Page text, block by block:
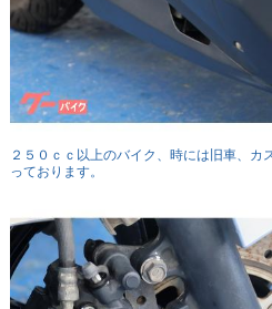
２５０ｃｃ以上のバイク、時には旧車、カ
っております。